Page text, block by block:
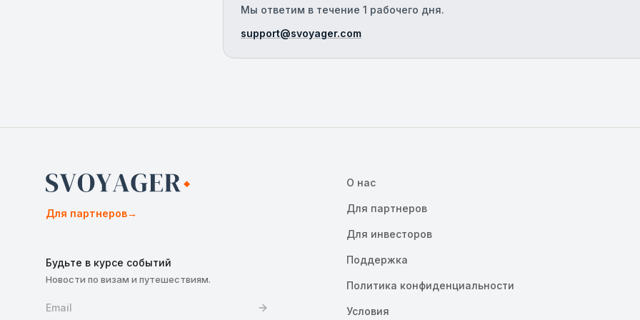
Мы ответим в течение 1 рабочего дня.
support@svoyager.com
Для партнеров→
Будьте в курсе событий
Новости по визам и путешествиям.
О нас
Для партнеров
Для инвесторов
Поддержка
Политика конфиденциальности
Условия